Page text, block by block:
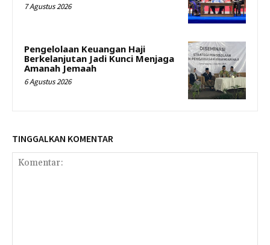
7 Agustus 2026
Pengelolaan Keuangan Haji
Berkelanjutan Jadi Kunci Menjaga
Amanah Jemaah
6 Agustus 2026
TINGGALKAN KOMENTAR